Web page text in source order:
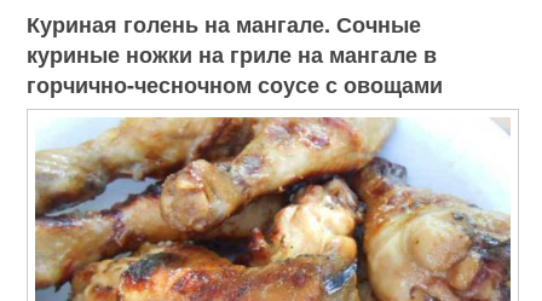
Куриная голень на мангале. Сочные
куриные ножки на гриле на мангале в
горчично-чесночном соусе с овощами